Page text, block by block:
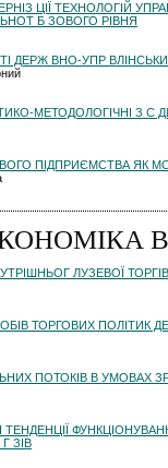
ЦІЇ ТЕХНОЛОГІЙ
Б ЗОВОГО РІВНЯ
ДЕРЖ ВНО-УПР
МЕТОДОЛОГІЧНІ З С
ПІДПРИЄМСТВА ЯК
В
ЛУЗЕВОЇ
ТОРГОВИХ ПОЛІТИК
ПОТОКІВ В УМОВАХ
ТЕНДЕНЦІЇ
ЗІВ